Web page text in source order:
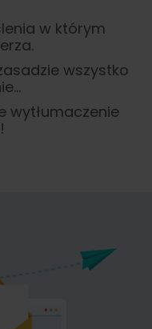
w którym
wszystko
wytłumaczenie